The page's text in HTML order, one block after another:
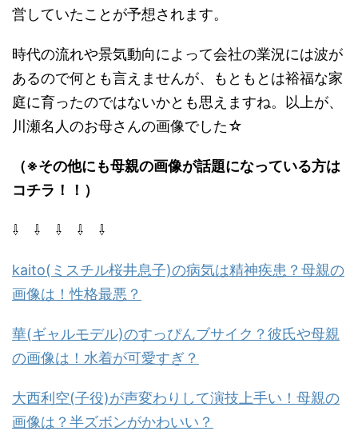
営していたことが予想されます。
時代の流れや景気動向によって会社の業況には波が
あるので何とも言えませんが、もともとは裕福な家
庭に育ったのではないかとも思えますね。以上が、
川瀬名人のお母さんの画像でした☆
（※その他にも母親の画像が話題になっている方は
コチラ！！）
⇩ ⇩ ⇩ ⇩ ⇩
kaito(ミスチル桜井息子)の病気は精神疾患？母親の
画像は！性格最悪？
華(ギャルモデル)のすっぴんブサイク？彼氏や母親
の画像は！水着が可愛すぎ？
大西利空(子役)が声変わりして演技上手い！母親の
画像は？半ズボンがかわいい？